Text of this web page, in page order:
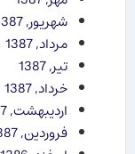
شهریور, 1387
مرداد, 1387
تیر, 1387
خرداد, 1387
اردیبهشت, 1387
فروردین, 1387